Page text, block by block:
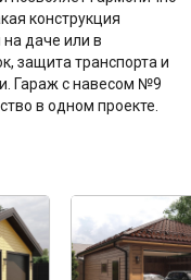
конструкция
даче или в
защита транспорта и
Гараж с навесом №9
в одном проекте.